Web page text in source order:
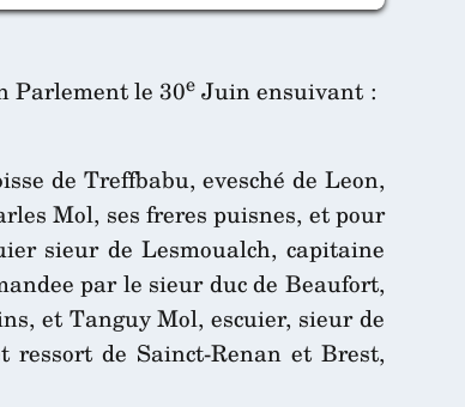
Parlement le 30e Juin ensuivant :
de Treffbabu, evesché de Leon,
Mol, ses freres puisnes, et pour
sieur de Lesmoualch, capitaine
par le sieur duc de Beaufort,
et Tanguy Mol, escuier, sieur de
de Sainct-Renan et Brest,